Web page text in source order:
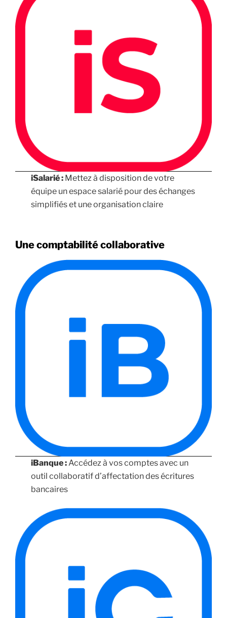
iSalarié : Mettez à disposition de votre
équipe un espace salarié pour des échanges
simplifiés et une organisation claire
Une comptabilité collaborative
iBanque :Accédez à vos comptes avec un
outil collaboratif d’affectation des écritures
bancaires